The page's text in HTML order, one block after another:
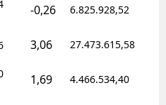
-0,26 6.825.928,52
3,06 27.473.615,58
1,69 4.466.534,40